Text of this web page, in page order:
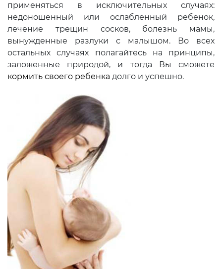
применяться в исключительных случаях:
недоношенный или ослабленный ребенок,
лечение трещин сосков, болезнь мамы,
вынужденные разлуки с малышом. Во всех
остальных случаях полагайтесь на принципы,
заложенные природой, и тогда Вы сможете
кормить своего ребенка долго и успешно.